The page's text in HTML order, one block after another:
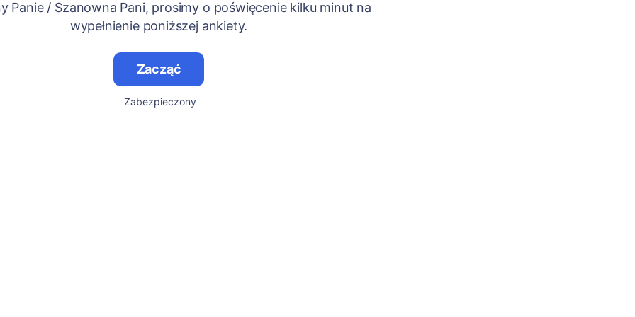
Panie / Szanowna Pani, prosimy o poświęcenie kilku minut na
wypełnienie poniższej ankiety.
Zacząć
Zabezpieczony